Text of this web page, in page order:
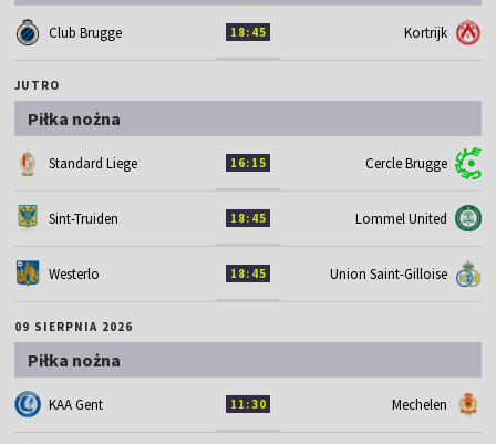
Club Brugge 18:45 Kortrijk
JUTRO
Piłka nożna
Standard Liege 16:15 Cercle Brugge
Sint-Truiden 18:45 Lommel United
Westerlo 18:45 Union Saint-Gilloise
09 SIERPNIA 2026
Piłka nożna
KAA Gent 11:30 Mechelen